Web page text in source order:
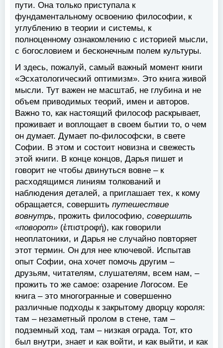
пути. Она только приступала к
фундаментальному освоению философии, к
углублению в теории и системы, к
полноценному ознакомлению с историей мысли,
с богословием и бесконечным полем культуры.
И здесь, пожалуй, самый важный момент книги
«Эсхатологический оптимизм». Это книга живой
мысли. Тут важен не масштаб, не глубина и не
объем приводимых теорий, имен и авторов.
Важно то, как настоящий философ раскрывает,
проживает и воплощает в своем бытии то, о чем
он думает. Думает по-философски, в свете
Софии. В этом и состоит новизна и свежесть
этой книги. В конце концов, Дарья пишет и
говорит не чтобы двинуться вовне – к
расходящимся линиям толкований и
наблюдения деталей, а приглашает тех, к кому
обращается, совершить путешествие
вовнутрь, прожить философию, совершить
«поворот» (ἐπιστροφή), как говорили
неоплатоники, и Дарья не случайно повторяет
этот термин. Он для нее ключевой. Испытав
опыт Софии, она хочет помочь другим –
друзьям, читателям, слушателям, всем нам, –
прожить то же самое: озарение Логосом. Ее
книга – это многогранные и совершенно
различные подходы к закрытому дворцу короля:
там – незаметный пролом в стене, там –
подземный ход, там – низкая ограда. Тот, кто
был внутри, знает и как войти, и как выйти, и как